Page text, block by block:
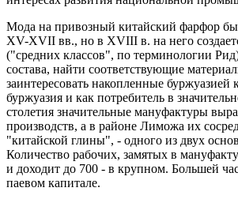
Мода на привозный китайский фарфор
XV-XVII вв., но в XVIII в. на него
("средних классов", по терминологии
состава, найти соответствующие
заинтересовать накопленные
буржуазия и как потребитель в
столетия значительные мануфактуры
производств, а в районе Лиможа их
"китайской глины", - одного из двух
Количество рабочих, замятых в
и доходит до 700 - в крупном. Большей
паевом капитале.